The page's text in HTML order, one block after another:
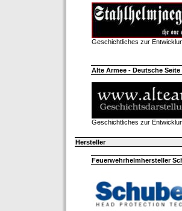
Geschichtliches zur
Alte Armee - Deutsche Seite
Geschichtliches zur
Hersteller
Feuerwehrhelmhersteller